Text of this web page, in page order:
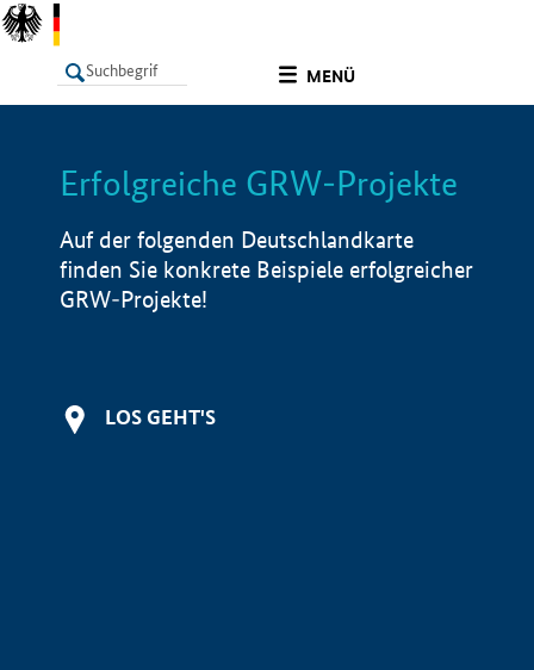
MENÜ
LISTE Info
Erfolgreiche GRW-Projekte
Auf der folgenden Deutschlandkarte
finden Sie konkrete Beispiele erfolgreicher
GRW-Projekte!
LOS GEHT'S